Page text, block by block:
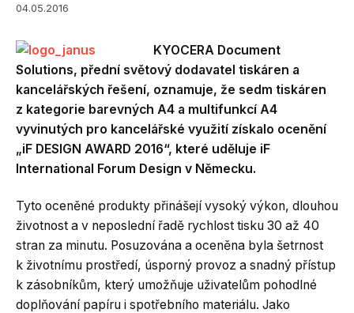
04.05.2016
KYOCERA Document
Solutions, přední světový dodavatel tiskáren a
kancelářských řešení, oznamuje, že sedm tiskáren
z kategorie barevných A4 a multifunkcí A4
vyvinutých pro kancelářské využití získalo ocenění
„iF DESIGN AWARD 2016“, které uděluje iF
International Forum Design v Německu.
Tyto oceněné produkty přinášejí vysoký výkon, dlouhou
životnost a v neposlední řadě rychlost tisku 30 až 40
stran za minutu. Posuzována a oceněna byla šetrnost
k životnímu prostředí, úsporný provoz a snadný přístup
k zásobníkům, který umožňuje uživatelům pohodlné
doplňování papíru i spotřebního materiálu. Jako